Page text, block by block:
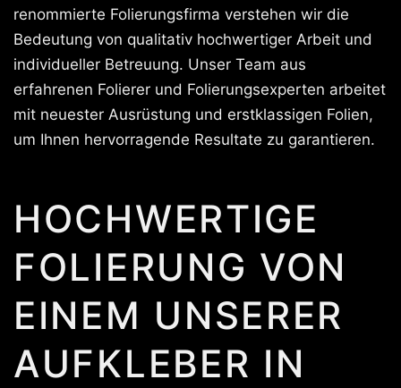
renommierte Folierungsfirma verstehen wir die
Bedeutung von qualitativ hochwertiger Arbeit und
individueller Betreuung. Unser Team aus
erfahrenen Folierer und Folierungsexperten arbeitet
mit neuester Ausrüstung und erstklassigen Folien,
um Ihnen hervorragende Resultate zu garantieren.
HOCHWERTIGE
FOLIERUNG VON
EINEM UNSERER
AUFKLEBER IN